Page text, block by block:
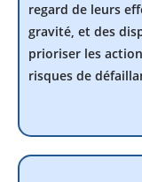
regard de leurs
gravité, et des
prioriser les
risques de